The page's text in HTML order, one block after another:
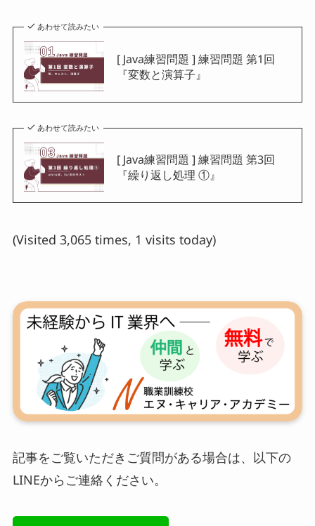
あわせて読みたい
[ Java練習問題 ] 練習問題 第1回
『変数と演算子』
あわせて読みたい
[ Java練習問題 ] 練習問題 第3回
『繰り返し処理 ①』
(Visited 3,065 times, 1 visits today)
記事をご覧いただきご質問がある場合は、以下の
LINEからご連絡ください。